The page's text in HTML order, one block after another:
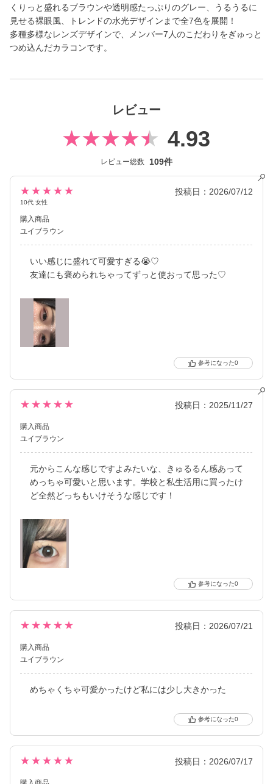
くりっと盛れるブラウンや透明感たっぷりのグレー、うるうるに
見せる裸眼風、トレンドの水光デザインまで全7色を展開！
多種多様なレンズデザインで、メンバー7人のこだわりをぎゅっと
つめ込んだカラコンです。
レビュー
4.93
レビュー総数 109件
★★★★★
10代 女性
投稿日：2026/07/12
購入商品
ユイブラウン
いい感じに盛れて可愛すぎる😭♡
友達にも褒められちゃってずっと使おって思った♡
0
★★★★★ 投稿日：2025/11/27
購入商品
ユイブラウン
元からこんな感じですよみたいな、きゅるるん感あって
めっちゃ可愛いと思います。学校と私生活用に買ったけ
ど全然どっちもいけそうな感じです！
0
★★★★★ 投稿日：2026/07/21
購入商品
ユイブラウン
めちゃくちゃ可愛かったけど私には少し大きかった
0
★★★★★ 投稿日：2026/07/17